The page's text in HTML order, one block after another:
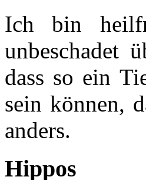
Ich bin
unbeschadet
dass so ein
sein können,
anders.
Hippos